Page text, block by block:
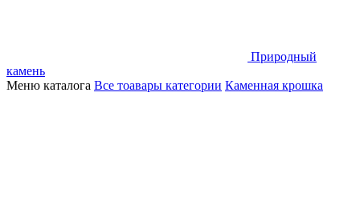
Природный
камень
Меню каталога Все тоавары категории Каменная крошка